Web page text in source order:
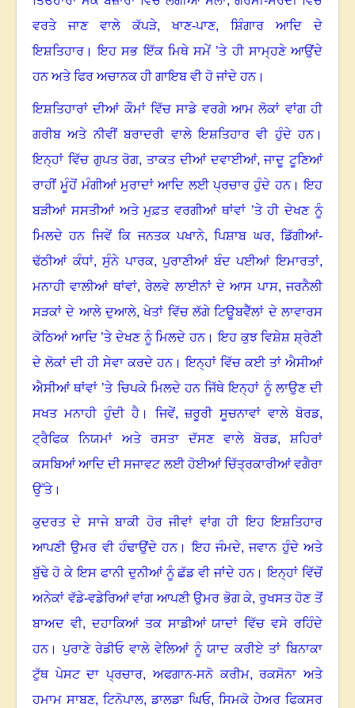
ਵਰਤੇ ਜਾਣ ਵਾਲੇ ਕੱਪੜੇ,ਖਾਣ-ਪਾਣ, ਸ਼ਿੰਗਾਰ ਆਦਿ ਦੇ
ਇਸ਼ਤਿਹਾਰ ।ਇਹ ਸਭ ਇੱਕ ਮਿਥੇ ਸਮੇਂ ’ਤੇ ਹੀ ਸਾਮ੍ਹਣੇ ਆਉਂਦੇ
ਹਨ ਅਤੇ ਫਿਰ ਅਚਾਨਕ ਹੀ ਗਾਇਬ ਵੀ ਹੋ ਜਾਂਦੇ ਹਨ।
ਇਸ਼ਤਿਹਾਰਾਂ ਦੀਆਂ ਕੌਮਾਂ ਵਿੱਚ ਸਾਡੇ ਵਰਗੇ ਆਮ ਲੋਕਾਂ ਵਾਂਗ ਹੀ
ਗਰੀਬ ਅਤੇ ਨੀਵੀਂ ਬਰਾਦਰੀ ਵਾਲੇ ਇਸ਼ਤਿਹਾਰ ਵੀ ਹੁੰਦੇ ਹਨ।
ਇਨ੍ਹਾਂ ਵਿੱਚ ਗੁਪਤ ਰੋਗ, ਤਾਕਤ ਦੀਆਂ ਦਵਾਈਆਂ,ਜਾਦੂ ਟੂਣਿਆਂ
ਰਾਹੀਂ ਮੂੰਹੋਂ ਮੰਗੀਆਂ ਮੁਰਾਦਾਂ ਆਦਿ ਲਈ ਪ੍ਰਚਾਰ ਹੁੰਦੇ ਹਨ।ਇਹ
ਬੜੀਆਂ ਸਸਤੀਆਂ ਅਤੇ ਮੁਫ਼ਤ ਵਰਗੀਆਂ ਥਾਂਵਾਂ ’ਤੇ ਹੀ ਦੇਖਣ ਨੂੰ
ਮਿਲਦੇ ਹਨ ਜਿਵੇਂ ਕਿ ਜਨਤਕ ਪਖਾਨੇ,ਪਿਸ਼ਾਬ ਘਰ, ਡਿੱਗੀਆਂ-
ਢੱਠੀਆਂ ਕੰਧਾਂ,ਸੁੰਨੇ ਪਾਰਕ,ਪੁਰਾਣੀਆਂ ਬੰਦ ਪਈਆਂ ਇਮਾਰਤਾਂ,
ਮਨਾਹੀ ਵਾਲੀਆਂ ਥਾਂਵਾਂ,ਰੇਲਵੇ ਲਾਈਨਾਂ ਦੇ ਆਸ ਪਾਸ,ਜਰਨੈਲੀ
ਸੜਕਾਂ ਦੇ ਆਲੇ ਦੁਆਲੇ,ਖੇਤਾਂ ਵਿੱਚ ਲੱਗੇ ਟਿਊਬਵੈੱਲਾਂ ਦੇ ਲਾਵਾਰਸ
ਕੋਠਿਆਂ ਆਦਿ ’ਤੇ ਦੇਖਣ ਨੂੰ ਮਿਲਦੇ ਹਨ।ਇਹ ਕੁਝ ਵਿਸ਼ੇਸ਼ ਸ਼੍ਰੇਣੀ
ਦੇ ਲੋਕਾਂ ਦੀ ਹੀ ਸੇਵਾ ਕਰਦੇ ਹਨ।ਇਨ੍ਹਾਂ ਵਿੱਚ ਕਈ ਤਾਂ ਐਸੀਆਂ
ਐਸੀਆਂ ਥਾਂਵਾਂ ’ਤੇ ਚਿਪਕੇ ਮਿਲਦੇ ਹਨ ਜਿੱਥੇ ਇਨ੍ਹਾਂ ਨੂੰ ਲਾਉਣ ਦੀ
ਸਖਤ ਮਨਾਹੀ ਹੁੰਦੀ ਹੈ। ਜਿਵੇਂ,ਜ਼ਰੂਰੀ ਸੂਚਨਾਵਾਂ ਵਾਲੇ ਬੋਰਡ,
ਟ੍ਰੈਫਿਕ ਨਿਯਮਾਂ ਅਤੇ ਰਸਤਾ ਦੱਸਣ ਵਾਲੇ ਬੋਰਡ, ਸ਼ਹਿਰਾਂ
ਕਸਬਿਆਂ ਆਦਿ ਦੀ ਸਜਾਵਟ ਲਈ ਹੋਈਆਂ ਚਿੱਤ੍ਰਕਾਰੀਆਂ ਵਗੈਰਾ
ਉੱਤੇ।
ਕੁਦਰਤ ਦੇ ਸਾਜੇ ਬਾਕੀ ਹੋਰ ਜੀਵਾਂ ਵਾਂਗ ਹੀ ਇਹ ਇਸ਼ਤਿਹਾਰ
ਆਪਣੀ ਉਮਰ ਵੀ ਹੰਢਾਉਂਦੇ ਹਨ।ਇਹ ਜੰਮਦੇ,ਜਵਾਨ ਹੁੰਦੇ ਅਤੇ
ਬੁੱਢੇ ਹੋ ਕੇ ਇਸ ਫਾਨੀ ਦੁਨੀਆਂ ਨੂੰ ਛੱਡ ਵੀ ਜਾਂਦੇ ਹਨ।ਇਨ੍ਹਾਂ ਵਿੱਚੋਂ
ਅਨੇਕਾਂ ਵੱਡੇ-ਵਡੇਰਿਆਂ ਵਾਂਗ ਆਪਣੀ ਉਮਰ ਭੋਗ ਕੇ, ਰੁਖਸਤ ਹੋਣ ਤੋਂ
ਬਾਅਦ ਵੀ,ਦਹਾਕਿਆਂ ਤਕ ਸਾਡੀਆਂ ਯਾਦਾਂ ਵਿੱਚ ਵਸੇ ਰਹਿੰਦੇ
ਹਨ।ਪੁਰਾਣੇ ਰੇਡੀਓ ਵਾਲੇ ਵੇਲਿਆਂ ਨੂੰ ਯਾਦ ਕਰੀਏ ਤਾਂ ਬਿਨਾਕਾ
ਟੁੱਥ ਪੇਸਟ ਦਾ ਪ੍ਰਚਾਰ, ਅਫਗਾਨ-ਸਨੋ ਕਰੀਮ,ਰਕਸੋਨਾ ਅਤੇ
ਹਮਾਮ ਸਾਬਣ, ਟਿਨੋਪਾਲ,ਡਾਲਡਾ ਘਿਓ, ਸਿਮਕੋ ਹੇਅਰ ਫਿਕਸਰ